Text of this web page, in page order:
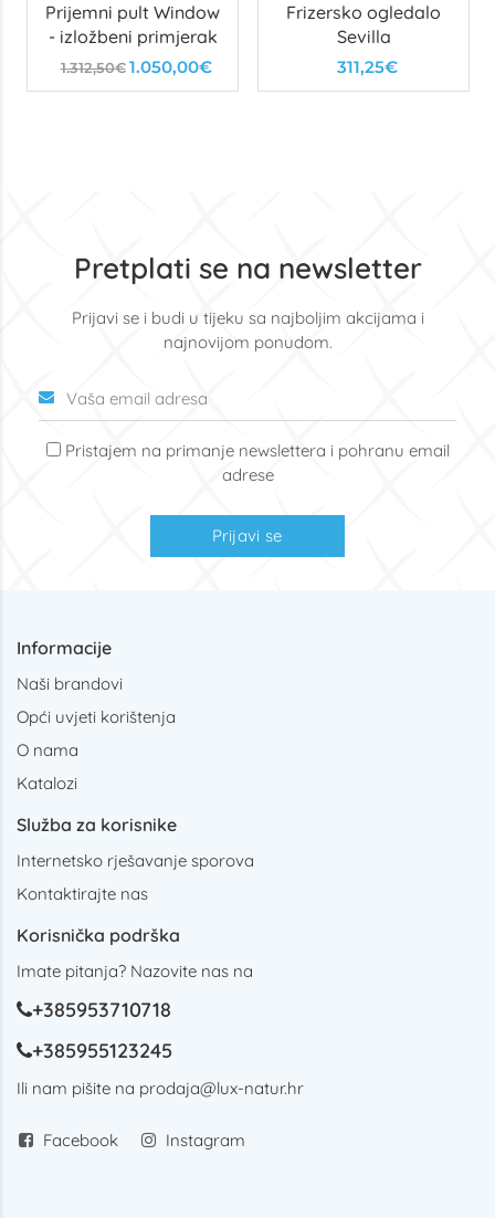
Prijemni pult Window
- izložbeni primjerak
1.312,50€ 1.050,00€
Frizersko ogledalo
Sevilla
311,25€
Pretplati se na newsletter
Prijavi se i budi u tijeku sa najboljim akcijama i
najnovijom ponudom.
Pristajem na primanje newslettera i pohranu email
adrese
Prijavi se
Informacije
Naši brandovi
Opći uvjeti korištenja
O nama
Katalozi
Služba za korisnike
Internetsko rješavanje sporova
Kontaktirajte nas
Korisnička podrška
Imate pitanja? Nazovite nas na
+385953710718
+385955123245
Ili nam pišite na prodaja@lux-natur.hr
Facebook Instagram